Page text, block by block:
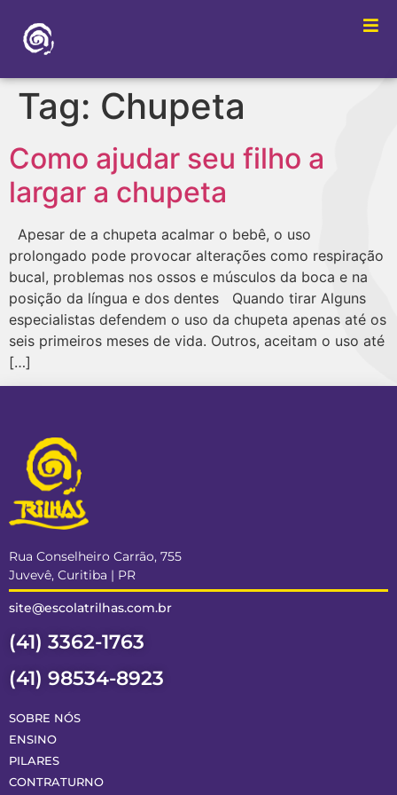
Tag: Chupeta
Como ajudar seu filho a
largar a chupeta
Apesar de a chupeta acalmar o bebê, o uso
prolongado pode provocar alterações como respiração
bucal, problemas nos ossos e músculos da boca e na
posição da língua e dos dentes Quando tirar Alguns
especialistas defendem o uso da chupeta apenas até os
seis primeiros meses de vida. Outros, aceitam o uso até
[…]
Rua Conselheiro Carrão, 755
Juvevê, Curitiba | PR
site@escolatrilhas.com.br
(41) 3362-1763
(41) 98534-8923
SOBRE NÓS
ENSINO
PILARES
CONTRATURNO